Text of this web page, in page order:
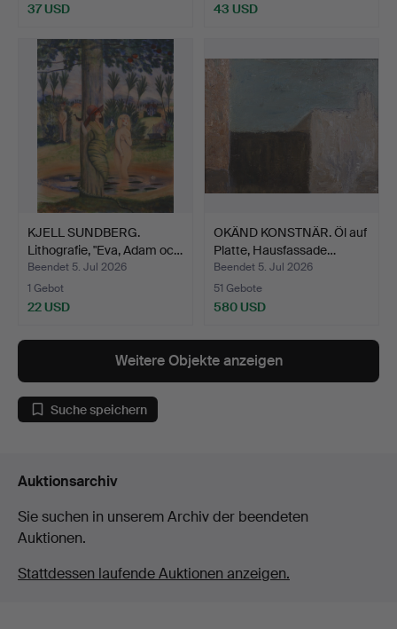
37 USD 43 USD
KJELL SUNDBERG.
Lithografie, "Eva, Adam oc…
Beendet 5. Jul 2026
1 Gebot
22 USD
OKÄND KONSTNÄR. Öl auf
Platte, Hausfassade…
Beendet 5. Jul 2026
51 Gebote
580 USD
Weitere Objekte anzeigen
Suche speichern
Auktionsarchiv
Sie suchen in unserem Archiv der beendeten
Auktionen.
Stattdessen laufende Auktionen anzeigen.